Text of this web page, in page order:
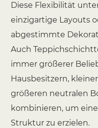
Diese Flexibilität
einzigartige Layouts
abgestimmte
Auch
immer größerer
Hausbesitzern,
größeren neutralen
kombinieren, um
Struktur zu erzielen.